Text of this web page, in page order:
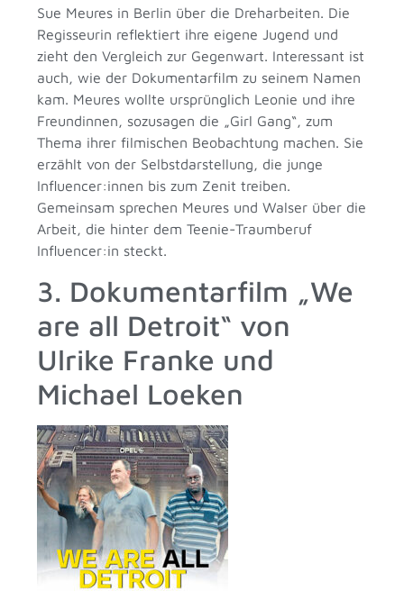
Sue Meures in Berlin über die Dreharbeiten. Die
Regisseurin reflektiert ihre eigene Jugend und
zieht den Vergleich zur Gegenwart. Interessant ist
auch, wie der Dokumentarfilm zu seinem Namen
kam. Meures wollte ursprünglich Leonie und ihre
Freundinnen, sozusagen die „Girl Gang“, zum
Thema ihrer filmischen Beobachtung machen. Sie
erzählt von der Selbstdarstellung, die junge
Influencer:innen bis zum Zenit treiben.
Gemeinsam sprechen Meures und Walser über die
Arbeit, die hinter dem Teenie-Traumberuf
Influencer:in steckt.
3. Dokumentarfilm „We
are all Detroit“ von
Ulrike Franke und
Michael Loeken